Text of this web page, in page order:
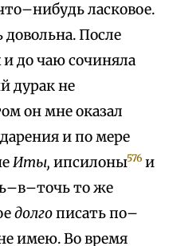
ласковое.
После
и до чаю сочиняла
дурак не
он мне оказал
и по мере
Иты, ипсилоны576 и
то же
долгописать по–
имею. Во время